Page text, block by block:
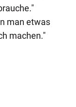
man etwas
machen."